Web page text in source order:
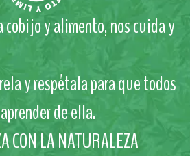
cobijo y alimento, nos cuida y
y respétala para que todos
de ella.
CON LA NATURALEZA